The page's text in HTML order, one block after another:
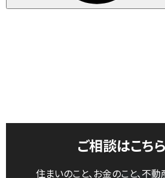
ご相談はこち
住まいのこと、お金のこと、不